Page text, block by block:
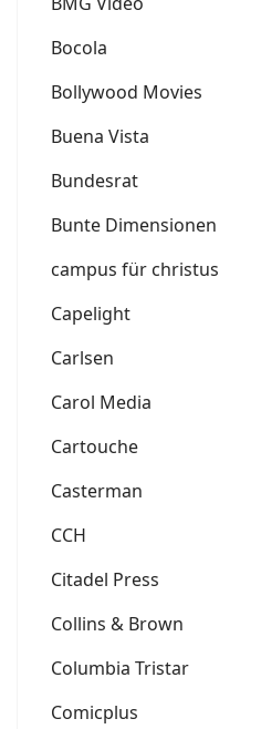
Bocola
Bollywood Movies
Buena Vista
Bundesrat
Bunte Dimensionen
campus für christus
Capelight
Carlsen
Carol Media
Cartouche
Casterman
CCH
Citadel Press
Collins & Brown
Columbia Tristar
Comicplus